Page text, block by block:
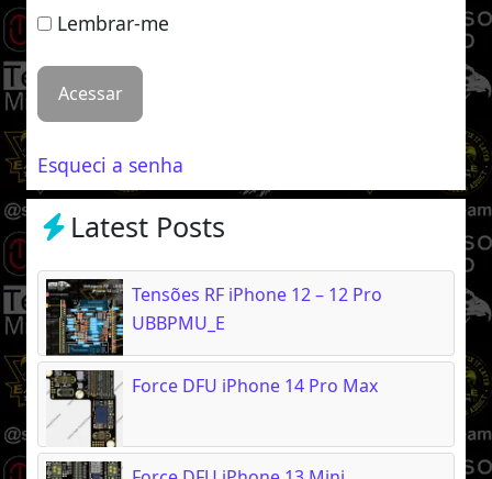
Lembrar-me
Esqueci a senha
Latest Posts
Tensões RF iPhone 12 – 12 Pro
UBBPMU_E
Force DFU iPhone 14 Pro Max